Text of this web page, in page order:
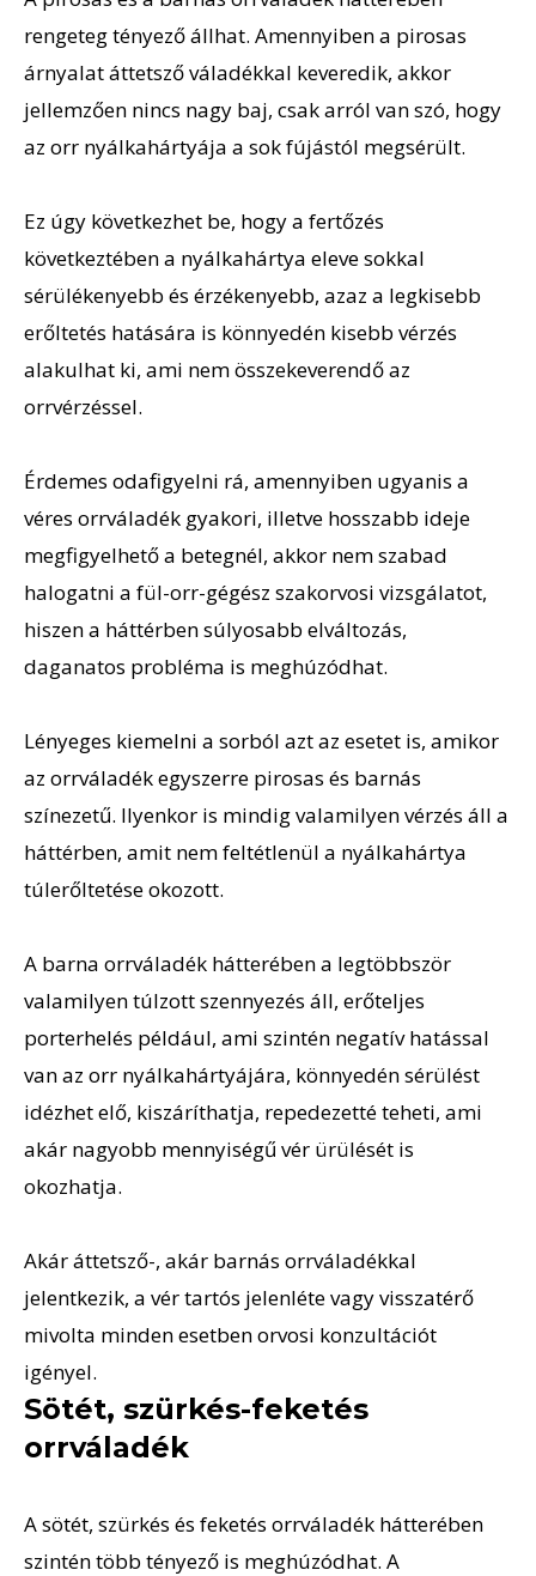
rengeteg tényező állhat. Amennyiben a pirosas
árnyalat áttetsző váladékkal keveredik, akkor
jellemzően nincs nagy baj, csak arról van szó, hogy
az orr nyálkahártyája a sok fújástól megsérült.
Ez úgy következhet be, hogy a fertőzés
következtében a nyálkahártya eleve sokkal
sérülékenyebb és érzékenyebb, azaz a legkisebb
erőltetés hatására is könnyedén kisebb vérzés
alakulhat ki, ami nem összekeverendő az
orrvérzéssel.
Érdemes odafigyelni rá, amennyiben ugyanis a
véres orrváladék gyakori, illetve hosszabb ideje
megfigyelhető a betegnél, akkor nem szabad
halogatni a fül-orr-gégész szakorvosi vizsgálatot,
hiszen a háttérben súlyosabb elváltozás,
daganatos probléma is meghúzódhat.
Lényeges kiemelni a sorból azt az esetet is, amikor
az orrváladék egyszerre pirosas és barnás
színezetű. Ilyenkor is mindig valamilyen vérzés áll a
háttérben, amit nem feltétlenül a nyálkahártya
túlerőltetése okozott.
A barna orrváladék hátterében a legtöbbször
valamilyen túlzott szennyezés áll, erőteljes
porterhelés például, ami szintén negatív hatással
van az orr nyálkahártyájára, könnyedén sérülést
idézhet elő, kiszáríthatja, repedezetté teheti, ami
akár nagyobb mennyiségű vér ürülését is
okozhatja.
Akár áttetsző-, akár barnás orrváladékkal
jelentkezik, a vér tartós jelenléte vagy visszatérő
mivolta minden esetben orvosi konzultációt
igényel.
Sötét, szürkés-feketés
orrváladék
A sötét, szürkés és feketés orrváladék hátterében
szintén több tényező is meghúzódhat. A